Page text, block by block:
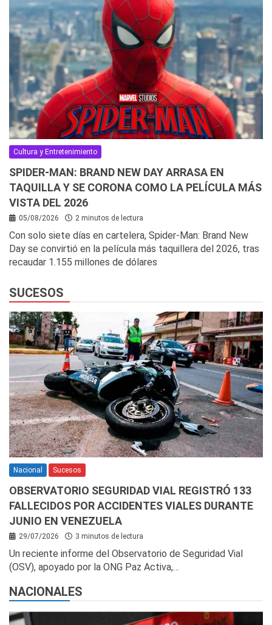
Cultura y Entretenimiento
SPIDER-MAN: BRAND NEW DAY ARRASA EN
TAQUILLA Y SE CORONA COMO LA PELÍCULA MÁS
VISTA DEL 2026
05/08/2026 2 minutos de lectura
Con solo siete días en cartelera, Spider-Man: Brand New
Day se convirtió en la película más taquillera del 2026, tras
recaudar 1.155 millones de dólares
SUCESOS
Nacional Sucesos
OBSERVATORIO SEGURIDAD VIAL REGISTRÓ 133
FALLECIDOS POR ACCIDENTES VIALES DURANTE
JUNIO EN VENEZUELA
29/07/2026 3 minutos de lectura
Un reciente informe del Observatorio de Seguridad Vial
(OSV), apoyado por la ONG Paz Activa,…
NACIONALES